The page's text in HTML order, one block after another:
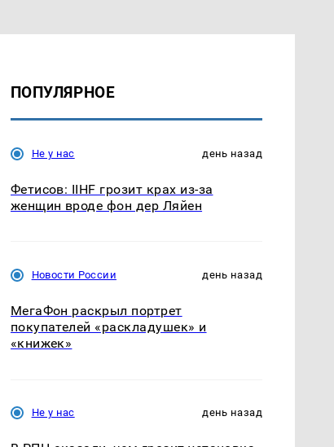
ПОПУЛЯРНОЕ
Не у нас день назад
Фетисов: IIHF грозит крах из-за
женщин вроде фон дер Ляйен
Новости России день назад
МегаФон раскрыл портрет
покупателей «раскладушек» и
«книжек»
Не у нас день назад